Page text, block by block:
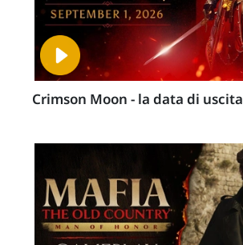
Crimson Moon - la data di uscita